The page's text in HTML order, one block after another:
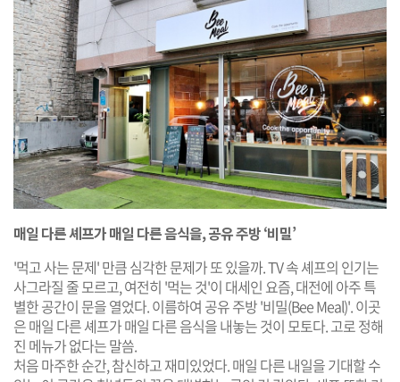
매일 다른 셰프가 매일 다른 음식을, 공유 주방 ‘비밀’
'먹고 사는 문제' 만큼 심각한 문제가 또 있을까. TV 속 셰프의 인기는
사그라질 줄 모르고, 여전히 '먹는 것'이 대세인 요즘, 대전에 아주 특
별한 공간이 문을 열었다. 이름하여 공유 주방 '비밀(Bee Meal)'. 이곳
은 매일 다른 셰프가 매일 다른 음식을 내놓는 것이 모토다. 고로 정해
진 메뉴가 없다는 말씀.
처음 마주한 순간, 참신하고 재미있었다. 매일 다른 내일을 기대할 수